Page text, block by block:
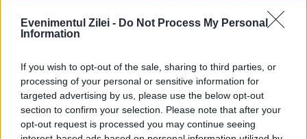
Evenimentul Zilei - Do Not Process My Personal
Information
If you wish to opt-out of the sale, sharing to third parties, or
processing of your personal or sensitive information for
targeted advertising by us, please use the below opt-out
section to confirm your selection. Please note that after your
opt-out request is processed you may continue seeing
tarife
apartament cazare cluj pret
untold